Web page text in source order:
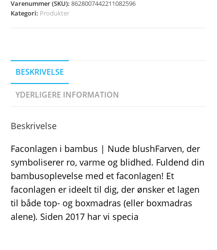
Varenummer (SKU):8628007442211082596
Kategori: Produkter
BESKRIVELSE
YDERLIGERE INFORMATION
Beskrivelse
Faconlagen i bambus | Nude blushFarven, der
symboliserer ro, varme og blidhed. Fuldend din
bambusoplevelse med et faconlagen! Et
faconlagen er ideelt til dig, der ønsker et lagen
til både top- og boxmadras (eller boxmadras
alene). Siden 2017 har vi specia